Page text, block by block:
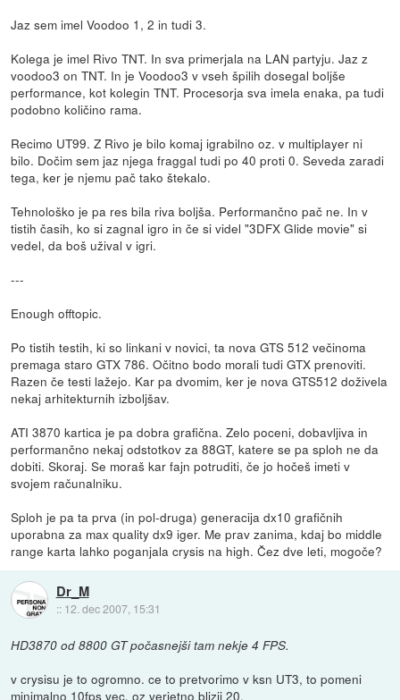
Jaz sem imel Voodoo 1, 2 in tudi 3.
Kolega je imel Rivo TNT. In sva primerjala na LAN partyju. Jaz z
voodoo3 on TNT. In je Voodoo3 v vseh špilih dosegal boljše
performance, kot kolegin TNT. Procesorja sva imela enaka, pa tudi
podobno količino rama.
Recimo UT99. Z Rivo je bilo komaj igrabilno oz. v multiplayer ni
bilo. Dočim sem jaz njega fraggal tudi po 40 proti 0. Seveda zaradi
tega, ker je njemu pač tako štekalo.
Tehnološko je pa res bila riva boljša. Performančno pač ne. In v
tistih časih, ko si zagnal igro in če si videl "3DFX Glide movie" si
vedel, da boš užival v igri.
---
Enough offtopic.
Po tistih testih, ki so linkani v novici, ta nova GTS 512 večinoma
premaga staro GTX 786. Očitno bodo morali tudi GTX prenoviti.
Razen če testi lažejo. Kar pa dvomim, ker je nova GTS512 doživela
nekaj arhitekturnih izboljšav.
ATI 3870 kartica je pa dobra grafična. Zelo poceni, dobavljiva in
performančno nekaj odstotkov za 88GT, katere se pa sploh ne da
dobiti. Skoraj. Se moraš kar fajn potruditi, če jo hočeš imeti v
svojem računalniku.
Sploh je pa ta prva (in pol-druga) generacija dx10 grafičnih
uporabna za max quality dx9 iger. Me prav zanima, kdaj bo middle
range karta lahko poganjala crysis na high. Čez dve leti, mogoče?
Dr_M
:: 12. dec 2007, 15:31
HD3870 od 8800 GT počasnejši tam nekje 4 FPS.
v crysisu je to ogromno. ce to pretvorimo v ksn UT3, to pomeni
minimalno 10fps vec, oz verjetno blizji 20.